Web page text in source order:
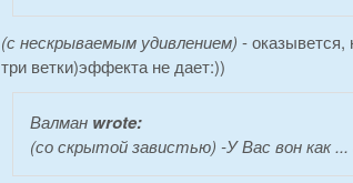
(с нескрываемым удивлением) -
три ветки)эффекта не дает:))
Валман wrote:
(со скрытой завистью) -У Вас вон как